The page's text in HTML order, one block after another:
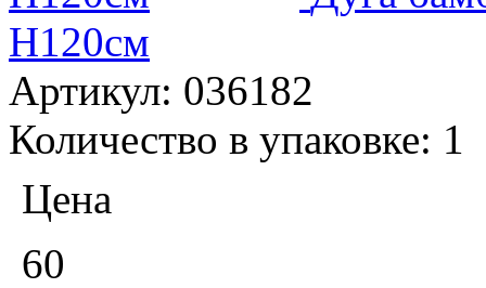
H120см
Артикул: 036182
Количество в упаковке: 1
Цена
60